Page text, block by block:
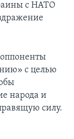
с НАТО
с целью
народа и
силу.